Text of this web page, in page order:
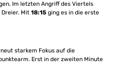
Im letzten Angriff des Viertels
Mit 18:15 ging es in die erste
starkem Fokus auf die
Erst in der zweiten Minute